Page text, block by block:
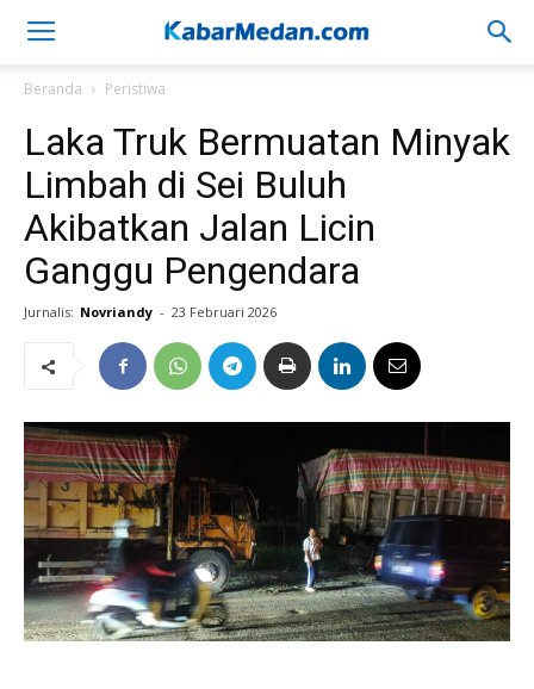
Beranda Peristiwa
Laka Truk Bermuatan Minyak
Limbah di Sei Buluh
Akibatkan Jalan Licin
Ganggu Pengendara
Jurnalis: Novriandy - 23 Februari 2026